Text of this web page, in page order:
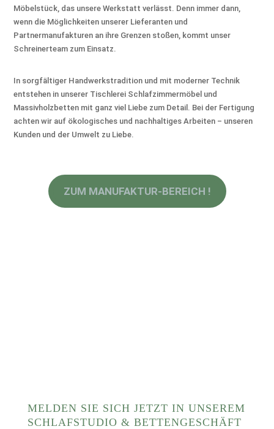
Möbelstück, das unsere Werkstatt verlässt. Denn immer dann,
wenn die Möglichkeiten unserer Lieferanten und
Partnermanufakturen an ihre Grenzen stoßen, kommt unser
Schreinerteam zum Einsatz.
In sorgfältiger Handwerkstradition und mit moderner Technik
entstehen in unserer Tischlerei Schlafzimmermöbel und
Massivholzbetten mit ganz viel Liebe zum Detail. Bei der Fertigung
achten wir auf ökologisches und nachhaltiges Arbeiten – unseren
Kunden und der Umwelt zu Liebe.
ZUM MANUFAKTUR-BEREICH !
MELDEN SIE SICH JETZT IN UNSEREM
SCHLAFSTUDIO & BETTENGESCHÄFT